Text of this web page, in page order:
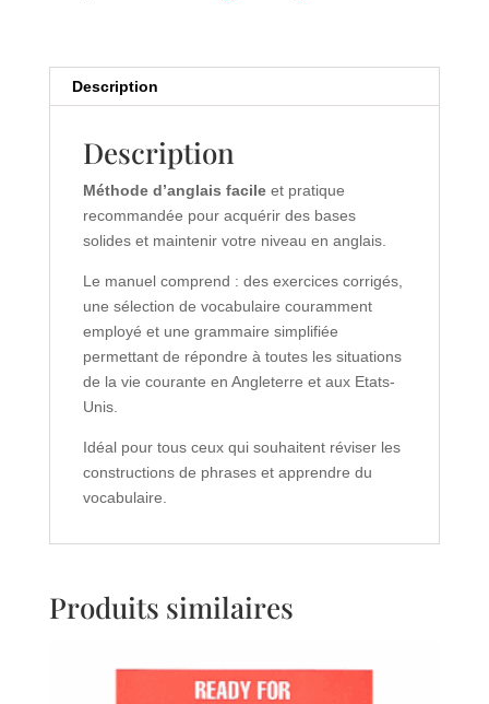
Description
Description
Méthode d’anglais facileet pratique
recommandée pour acquérir des bases
solides et maintenir votre niveau en anglais.
Le manuel comprend : des exercices corrigés,
une sélection de vocabulaire couramment
employé et une grammaire simplifiée
permettant de répondre à toutes les situations
de la vie courante en Angleterre et aux Etats-
Unis.
Idéal pour tous ceux qui souhaitent réviser les
constructions de phrases et apprendre du
vocabulaire.
Produits similaires